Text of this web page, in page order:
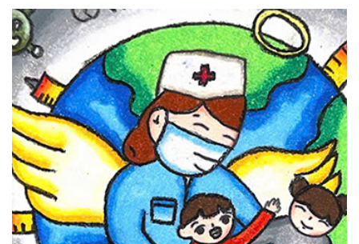
Nghiên cứu Phát triển Xã
hội_ISDS)